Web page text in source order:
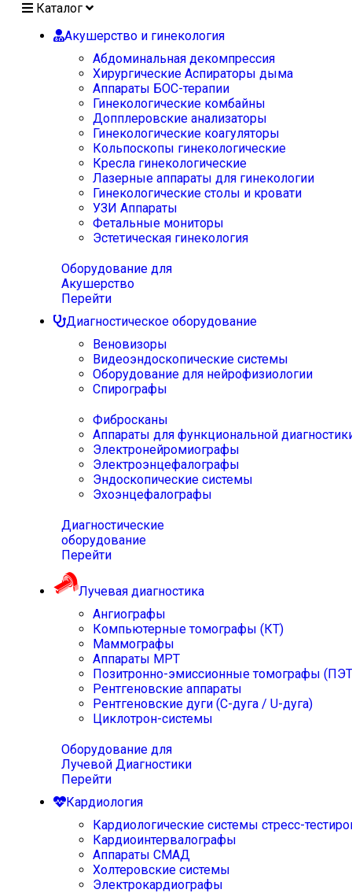
Каталог
Акушерство и гинекология
Абдоминальная декомпрессия
Хирургические Аспираторы дыма
Аппараты БОС-терапии
Гинекологические комбайны
Допплеровские анализаторы
Гинекологические коагуляторы
Кольпоскопы гинекологические
Кресла гинекологические
Лазерные аппараты для гинекологии
Гинекологические столы и кровати
УЗИ Аппараты
Фетальные мониторы
Эстетическая гинекология
Оборудование для
Акушерство
Перейти
Диагностическое оборудование
Веновизоры
Видеоэндоскопические системы
Оборудование для нейрофизиологии
Спирографы
Фибросканы
Аппараты для функциональной
Электронейромиографы
Электроэнцефалографы
Эндоскопические системы
Эхоэнцефалографы
Диагностические
оборудование
Перейти
Лучевая диагностика
Ангиографы
Компьютерные томографы (КТ)
Маммографы
Аппараты МРТ
Позитронно-эмиссионные томографы
Рентгеновские аппараты
Рентгеновские дуги (С-дуга / U-дуга)
Циклотрон-системы
Оборудование для
Лучевой Диагностики
Перейти
Кардиология
Кардиологические системы стресс-
Кардиоинтервалографы
Аппараты СМАД
Холтеровские системы
Электрокардиографы